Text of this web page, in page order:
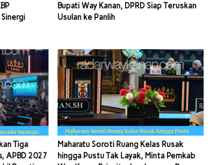
Bupati Way Kanan, DPRD Siap Teruskan
Usulan ke Panlih
Tiga
APBD 2027
Maharatu Soroti Ruang Kelas Rusak
hingga Pustu Tak Layak, Minta Pemkab